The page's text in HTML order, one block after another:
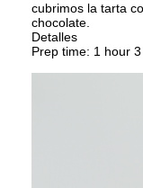
cubrimos la tarta
chocolate.
Detalles
Prep time: 1 hour